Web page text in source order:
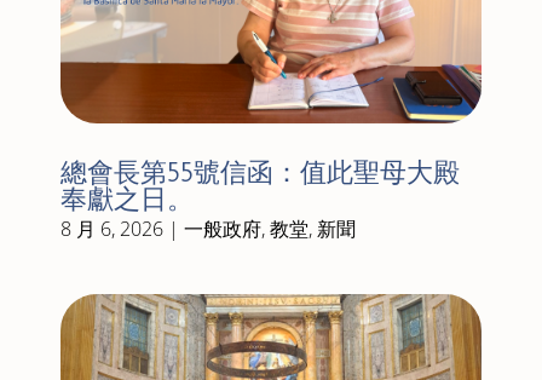
總會長第55號信函：值此聖母大殿
奉獻之日。
8 月 6, 2026| 一般政府,教堂, 新聞